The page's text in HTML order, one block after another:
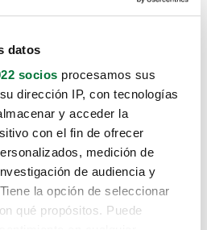
datos
socios procesamos sus
dirección IP, con tecnologías
y acceder la
con el fin de ofrecer
medición de
de audiencia y
la opción de seleccionar
qué propósitos. Puede
sabemos como
hasta aquí.
el coche que estás
estos enlaces: